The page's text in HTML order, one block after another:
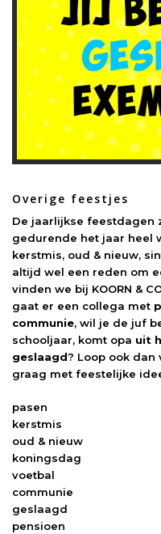
Overige feestjes
De jaarlijkse feestdagen
gedurende het jaar heel
kerstmis, oud & nieuw,
altijd wel een reden om
vinden we bij KOORN &
gaat er een collega met
communie, wil je de juf
schooljaar, komt opa uit
geslaagd? Loop ook dan
graag met feestelijke
pasen
kerstmis
oud & nieuw
koningsdag
voetbal
communie
geslaagd
pensioen